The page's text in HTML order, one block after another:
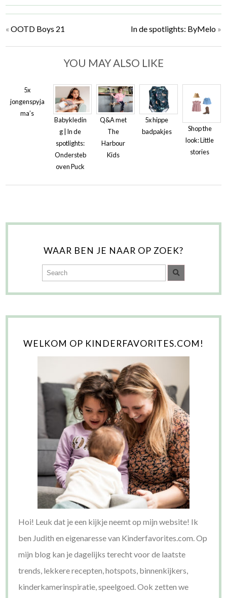
«OOTD Boys 21 In de spotlights: ByMelo»
YOU MAY ALSO LIKE
5x
jongenspyja
ma’s
Babykledin
g | In de
spotlights:
Ondersteb
oven Puck
Q&A met
The
Harbour
Kids
5x hippe
badpakjes
Shop the
look: Little
stories
WAAR BEN JE NAAR OP ZOEK?
WELKOM OP KINDERFAVORITES.COM!
Hoi! Leuk dat je een kijkje neemt op mijn website! Ik
ben Judith en eigenaresse van Kinderfavorites.com. Op
mijn blog kan je dagelijks terecht voor de laatste
trends, lekkere recepten, hotspots, binnenkijkers,
kinderkamerinspiratie, speelgoed. Ook zetten we